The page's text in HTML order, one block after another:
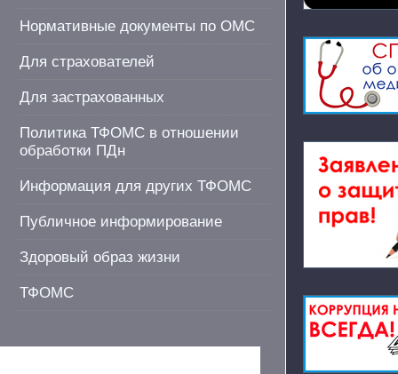
Нормативные документы по ОМС
Для страхователей
Для застрахованных
Политика ТФОМС в отношении
обработки ПДн
Информация для других ТФОМС
Публичное информирование
Здоровый образ жизни
ТФОМС